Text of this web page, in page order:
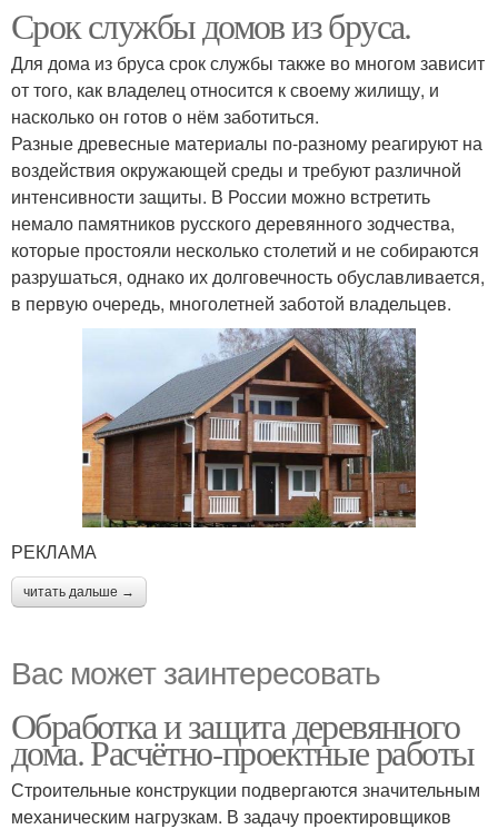
Срок службы домов из бруса.
Для дома из бруса срок службы также во многом зависит
от того, как владелец относится к своему жилищу, и
насколько он готов о нём заботиться.
Разные древесные материалы по-разному реагируют на
воздействия окружающей среды и требуют различной
интенсивности защиты. В России можно встретить
немало памятников русского деревянного зодчества,
которые простояли несколько столетий и не собираются
разрушаться, однако их долговечность обуславливается,
в первую очередь, многолетней заботой владельцев.
РЕКЛАМА
читать дальше →
Вас может заинтересовать
Обработка и защита деревянного
дома. Расчётно-проектные работы
Строительные конструкции подвергаются значительным
механическим нагрузкам. В задачу проектировщиков